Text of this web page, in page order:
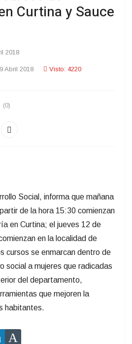
Curtina y Sauce
2018
Abril 2018 Visto: 4220
(0)
Social, informa que mañana
de la hora 15:30 comienzan
en Curtina; el jueves 12 de
en la localidad de
cursos se enmarcan dentro de
social a mujeres que radicadas
del departamento,
que mejoren la
habitantes.